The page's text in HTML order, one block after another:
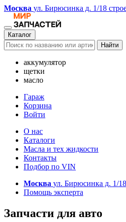
Москва ул. Бирюсинка д. 1/18
Каталог
Найти
аккумулятор
щетки
масло
Гараж
Корзина
Войти
О нас
Каталоги
Масла и тех жидкости
Контакты
Подбор по VIN
Москва ул. Бирюсинка д. 1/
Помощь эксперта
Запчасти для авто